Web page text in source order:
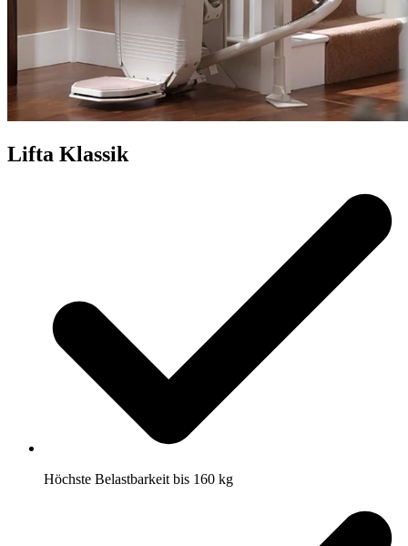
Lifta Klassik
Höchste Belastbarkeit bis 160 kg